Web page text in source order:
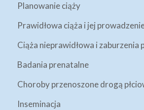
Planowanie ciąży
Prawidłowa ciąża i jej
Ciąża nieprawidłowa i zaburzenia
Badania prenatalne
Choroby przenoszone drogą
Inseminacja